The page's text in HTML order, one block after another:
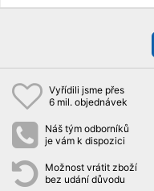
Vyřídili jsme přes
6 mil. objednávek
Náš tým odborníků
je vám k dispozici
Možnost vrátit zboží
bez udání důvodu